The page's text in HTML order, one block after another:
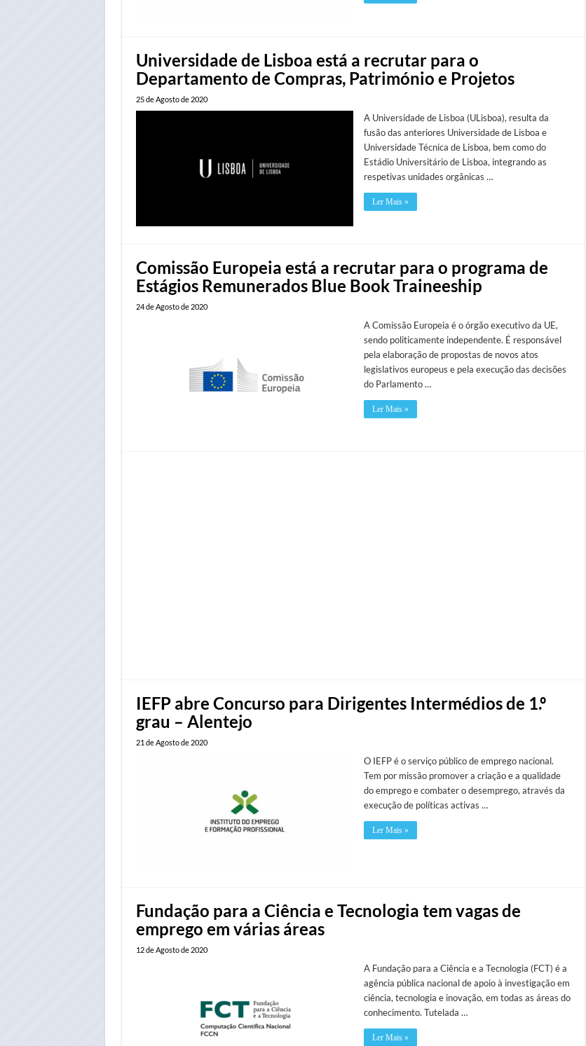
Universidade de Lisboa está a recrutar para o
Departamento de Compras, Património e Projetos
25 de Agosto de 2020
A Universidade de Lisboa (ULisboa), resulta da
fusão das anteriores Universidade de Lisboa e
Universidade Técnica de Lisboa, bem como do
Estádio Universitário de Lisboa, integrando as
respetivas unidades orgânicas …
Ler Mais »
Comissão Europeia está a recrutar para o programa de
Estágios Remunerados Blue Book Traineeship
24 de Agosto de 2020
A Comissão Europeia é o órgão executivo da UE,
sendo politicamente independente. É responsável
pela elaboração de propostas de novos atos
legislativos europeus e pela execução das decisões
do Parlamento …
Ler Mais »
IEFP abre Concurso para Dirigentes Intermédios de 1.º
grau – Alentejo
21 de Agosto de 2020
O IEFP é o serviço público de emprego nacional.
Tem por missão promover a criação e a qualidade
do emprego e combater o desemprego, através da
execução de políticas activas …
Ler Mais »
Fundação para a Ciência e Tecnologia tem vagas de
emprego em várias áreas
12 de Agosto de 2020
A Fundação para a Ciência e a Tecnologia (FCT) é a
agência pública nacional de apoio à investigação em
ciência, tecnologia e inovação, em todas as áreas do
conhecimento. Tutelada …
Ler Mais »